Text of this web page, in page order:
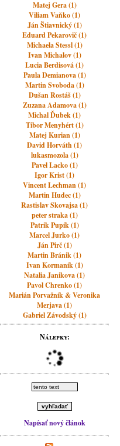
Matej Gera (1)
Viliam Vaňko (1)
Ján Štiavnický (1)
Eduard Pekarovič (1)
Michaela Stessl (1)
Ivan Michalov (1)
Lucia Berdisová (1)
Paula Demianova (1)
Martin Svoboda (1)
Dušan Rostáš (1)
Zuzana Adamova (1)
Michal Ďubek (1)
Tibor Menyhért (1)
Matej Kurian (1)
David Horváth (1)
lukasmozola (1)
Pavel Lacko (1)
Igor Krist (1)
Vincent Lechman (1)
Martin Hudec (1)
Rastislav Skovajsa (1)
peter straka (1)
Patrik Pupík (1)
Marcel Jurko (1)
Ján Pirč (1)
Martin Bránik (1)
Ivan Kormaník (1)
Natalia Janikova (1)
Pavol Chrenko (1)
Marián Porvažník & Veronika
Merjava (1)
Gabriel Závodský (1)
Nálepky:
Napísať nový článok